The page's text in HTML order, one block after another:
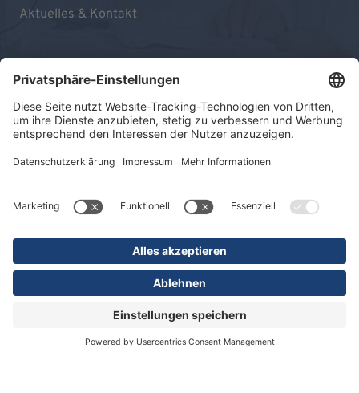
Aktuelles & Kontakt
Impressum
© 2026 KLINIKEN DR. ERLER